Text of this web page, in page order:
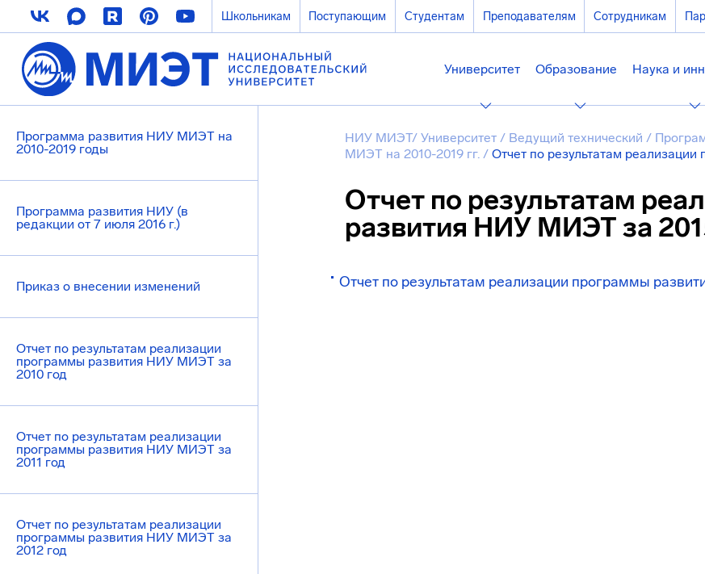
Школьникам Поступающим Студентам Преподавателям Сотрудникам
Университет Образование Наука и
Программа развития НИУ МИЭТ на
2010-2019 годы
Программа развития НИУ (в
редакции от 7 июля 2016 г.)
Приказ о внесении изменений
Отчет по результатам реализации
программы развития НИУ МИЭТ за
2010 год
Отчет по результатам реализации
программы развития НИУ МИЭТ за
2011 год
Отчет по результатам реализации
программы развития НИУ МИЭТ за
2012 год
НИУ МИЭТ/ Университет / Ведущий технический /
МИЭТ на 2010-2019 гг. / Отчет по результатам
Отчет по результатам
развития НИУ МИЭТ за
Отчет по результатам реализации программы